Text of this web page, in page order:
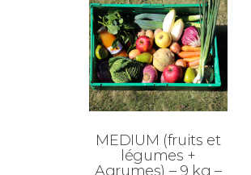
MEDIUM (fruits et
légumes +
Agrumes) – 9 kg –